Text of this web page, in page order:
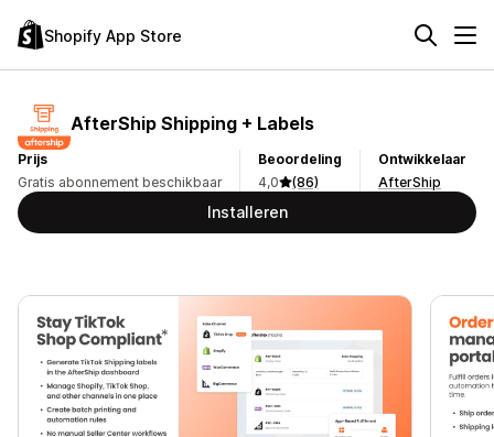
Shopify App Store
AfterShip Shipping + Labels
Prijs
Gratis abonnement beschikbaar
Beoordeling
4,0
(86)
Ontwikkelaar
AfterShip
Installeren